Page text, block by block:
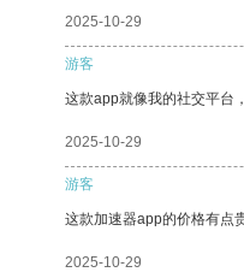
2025-10-29
游客
这款app就像我的社交平台
2025-10-29
游客
这款加速器app的价格有点
2025-10-29